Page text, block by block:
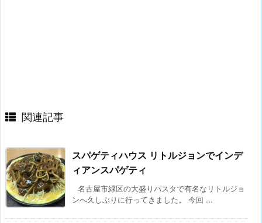
関連記事
スパゲティハウス リトルジョンでインデ
ィアンスパゲティ
名古屋市緑区の大盛りパスタで有名なリトルジョ
ンへ久しぶりに行ってきました。 今回 ...